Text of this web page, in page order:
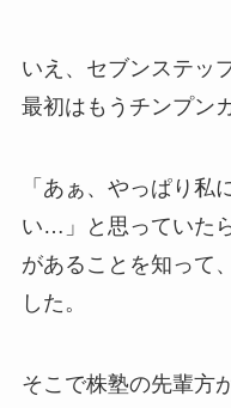
いえ、セブンステッ
最初はもうチンプン
「あぁ、やっぱり私
い…」と思っていた
があることを知って
した。
そこで株塾の先輩方